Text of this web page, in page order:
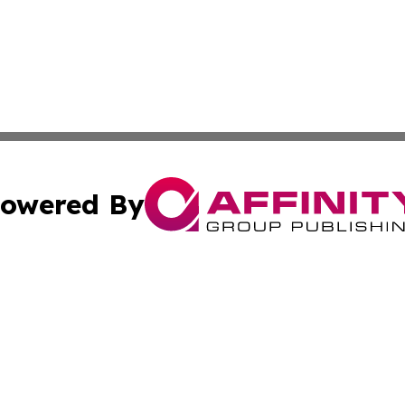
By